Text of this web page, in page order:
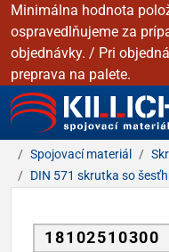
Minimálna hodnota
ospravedlňujeme za
objednávky. / Pri
preprava na palete.
KILLICH - Spojovacie
Spojovací materiál
DIN 571 skrutka so
18102510300